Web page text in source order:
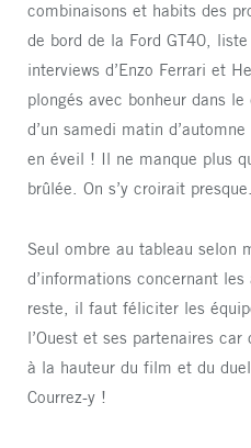
combinaisons et habits des
de bord de la Ford GT40,
interviews d’Enzo Ferrari et
plongés avec bonheur dans
d’un samedi matin
en éveil ! Il ne manque plus
brûlée. On s’y croirait presque.
Seul ombre au tableau selon
d’informations concernant
reste, il faut féliciter les
l’Ouest et ses partenaires
à la hauteur du film et du
Courrez-y !